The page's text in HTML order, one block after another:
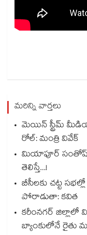
మరిన్ని వార్తలు
మెయిన్ స్ట్రీమ్
రోల్: మంత్రి వివేక్
మియాపూర్ సంతోష్
తెలిస్తే...!
బీసీలకు చట్ట
పోరాడుతా: కవిత
కరీంనగర్ జిల్లాలో
బ్యాంకులోనే రైతు